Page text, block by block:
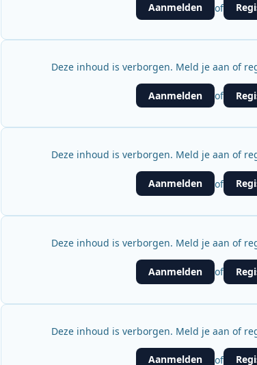
Aanmelden of
Deze inhoud is verborgen. Meld je aan of
Aanmelden of
Deze inhoud is verborgen. Meld je aan of
Aanmelden of
Deze inhoud is verborgen. Meld je aan of
Aanmelden of
Deze inhoud is verborgen. Meld je aan of
Aanmelden of